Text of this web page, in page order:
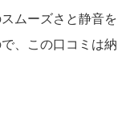
ムーズさと静音を
、この口コミは納